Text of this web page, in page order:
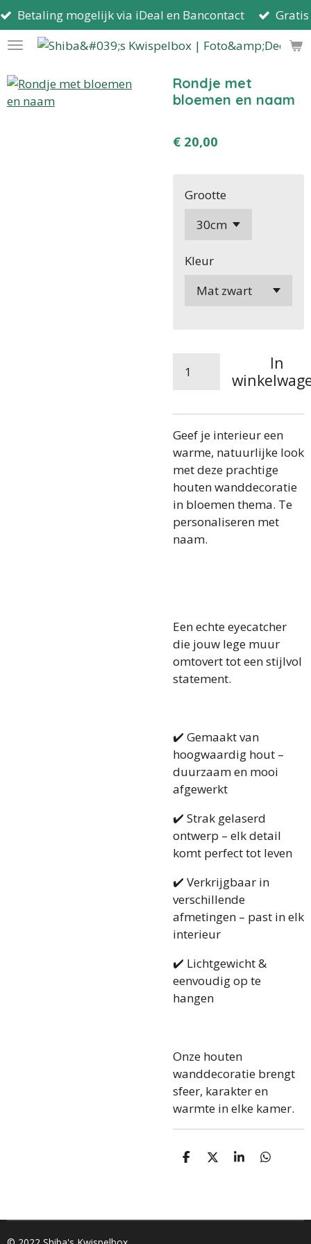
Ga
direct
naar
hoofdinhoud
Betaling mogelijk via iDeal en Bancontact
Rondje met
bloemen en naam
€ 20,00
Grootte
Kleur
In
Geef je interieur een
warme, natuurlijke look
met deze prachtige
houten wanddecoratie
in bloemen thema. Te
personaliseren met
naam.
Een echte eyecatcher
die jouw lege muur
omtovert tot een stijlvol
statement.
✔️ Gemaakt van
hoogwaardig hout –
duurzaam en mooi
afgewerkt
✔️ Strak gelaserd
ontwerp – elk detail
komt perfect tot leven
✔️ Verkrijgbaar in
verschillende
afmetingen – past in elk
interieur
✔️ Lichtgewicht &
eenvoudig op te
hangen
Onze houten
wanddecoratie brengt
sfeer, karakter en
warmte in elke kamer.
D
D
S
D